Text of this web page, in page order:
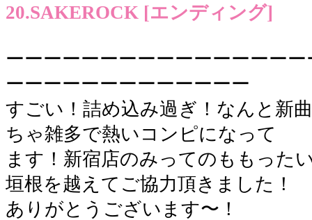
20.SAKEROCK [エンディング]
ーーーーーーーーーーーーーーー
ーーーーーーーーーーーーー
すごい！詰め込み過ぎ！なんと新
ちゃ雑多で熱いコンピになって
ます！新宿店のみってのももった
垣根を越えてご協力頂きました！
ありがとうございます〜！